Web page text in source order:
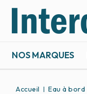
NOS MARQUES
Accueil Eau à bord